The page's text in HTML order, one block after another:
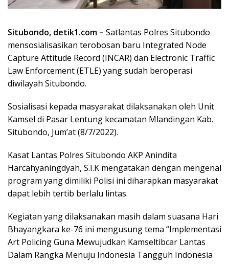
Situbondo, detik1.com – Satlantas Polres Situbondo
mensosialisasikan terobosan baru Integrated Node
Capture Attitude Record (INCAR) dan Electronic Traffic
Law Enforcement (ETLE) yang sudah beroperasi
diwilayah Situbondo.
Sosialisasi kepada masyarakat dilaksanakan oleh Unit
Kamsel di Pasar Lentung kecamatan Mlandingan Kab.
Situbondo, Jum’at (8/7/2022).
Kasat Lantas Polres Situbondo AKP Anindita
Harcahyaningdyah, S.I.K mengatakan dengan mengenal
program yang dimiliki Polisi ini diharapkan masyarakat
dapat lebih tertib berlalu lintas.
Kegiatan yang dilaksanakan masih dalam suasana Hari
Bhayangkara ke-76 ini mengusung tema “Implementasi
Art Policing Guna Mewujudkan Kamseltibcar Lantas
Dalam Rangka Menuju Indonesia Tangguh Indonesia